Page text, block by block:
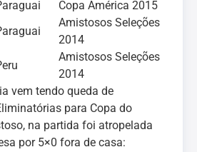
Copa América 2015
Amistosos Seleções
2014
Amistosos Seleções
2014
vem tendo queda de
para Copa do
na partida foi atropelada
por 5×0 fora de casa: